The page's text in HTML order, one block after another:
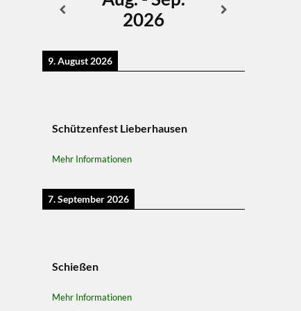
2026
9. August 2026
Schützenfest Lieberhausen
Mehr Informationen
7. September 2026
Schießen
Mehr Informationen